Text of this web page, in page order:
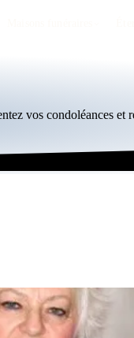
vos condoléances et